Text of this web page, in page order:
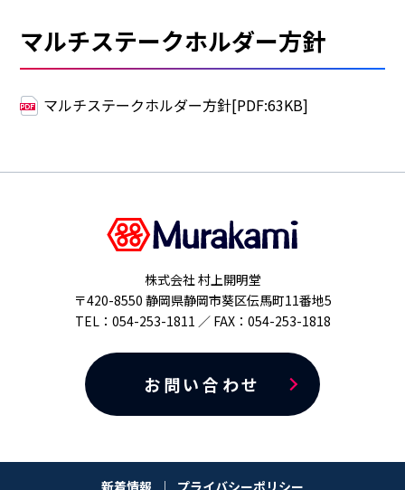
マルチステークホルダー方針
マルチステークホルダー方針[PDF:63KB]
株式会社 村上開明堂
〒420-8550 静岡県静岡市葵区伝馬町11番地5
TEL：054-253-1811 ／ FAX：054-253-1818
お問い合わせ
新着情報 プライバシーポリシー